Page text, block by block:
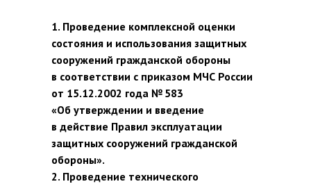
1. Проведение комплексной оценки
состояния и использования защитных
сооружений гражданской обороны
в соответствии с приказом МЧС России
от 15.12.2002 года № 583
«Об утверждении и введение
в действие Правил эксплуатации
защитных сооружений гражданской
обороны».
2. Проведение технического